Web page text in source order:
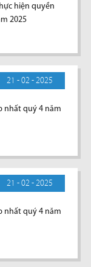
hiện quyền
2025
21 - 02 - 2025
nhất quý 4 năm
21 - 02 - 2025
nhất quý 4 năm